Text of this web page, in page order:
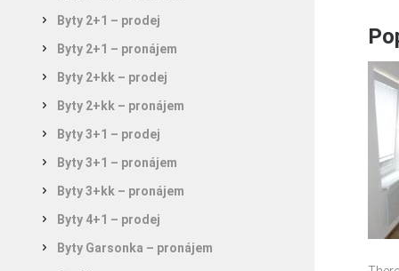
Byty 2+1 – prodej
Byty 2+1 – pronájem
Byty 2+kk – prodej
Byty 2+kk – pronájem
Byty 3+1 – prodej
Byty 3+1 – pronájem
Byty 3+kk – pronájem
Byty 4+1 – prodej
Byty Garsonka – pronájem